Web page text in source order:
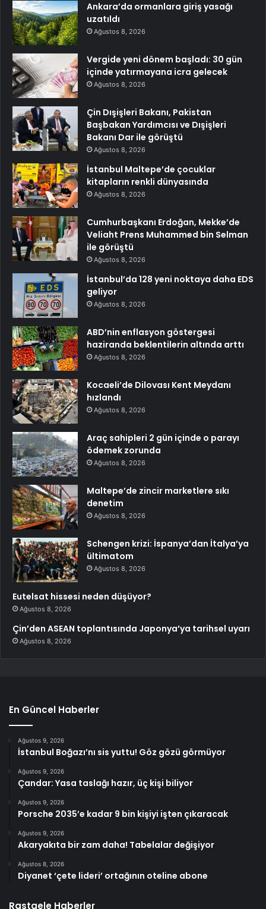
Ankara’da ormanlara giriş yasağı
uzatıldı
Ağustos 8, 2026
Vergide yeni dönem başladı: 30 gün
içinde yatırmayana icra gelecek
Ağustos 8, 2026
Çin Dışişleri Bakanı, Pakistan
Başbakan Yardımcısı ve Dışişleri
Bakanı Dar ile görüştü
Ağustos 8, 2026
İstanbul Maltepe’de çocuklar
kitapların renkli dünyasında
Ağustos 8, 2026
Cumhurbaşkanı Erdoğan, Mekke’de
Veliaht Prens Muhammed bin Selman
ile görüştü
Ağustos 8, 2026
İstanbul’da 128 yeni noktaya daha EDS
geliyor
Ağustos 8, 2026
ABD’nin enflasyon göstergesi
haziranda beklentilerin altında arttı
Ağustos 8, 2026
Kocaeli’de Dilovası Kent Meydanı
hızlandı
Ağustos 8, 2026
Araç sahipleri 2 gün içinde o parayı
ödemek zorunda
Ağustos 8, 2026
Maltepe’de zincir marketlere sıkı
denetim
Ağustos 8, 2026
Schengen krizi: İspanya’dan İtalya’ya
ültimatom
Ağustos 8, 2026
Eutelsat hissesi neden düşüyor?
Ağustos 8, 2026
Çin’den ASEAN toplantısında Japonya’ya tarihsel uyarı
Ağustos 8, 2026
En Güncel Haberler
Ağustos 9, 2026
İstanbul Boğazı’nı sis yuttu! Göz gözü görmüyor
Ağustos 9, 2026
Çandar: Yasa taslağı hazır, üç kişi biliyor
Ağustos 9, 2026
Porsche 2035’e kadar 9 bin kişiyi işten çıkaracak
Ağustos 9, 2026
Akaryakıta bir zam daha! Tabelalar değişiyor
Ağustos 8, 2026
Diyanet ‘çete lideri’ ortağının oteline abone
Rastgele Haberler